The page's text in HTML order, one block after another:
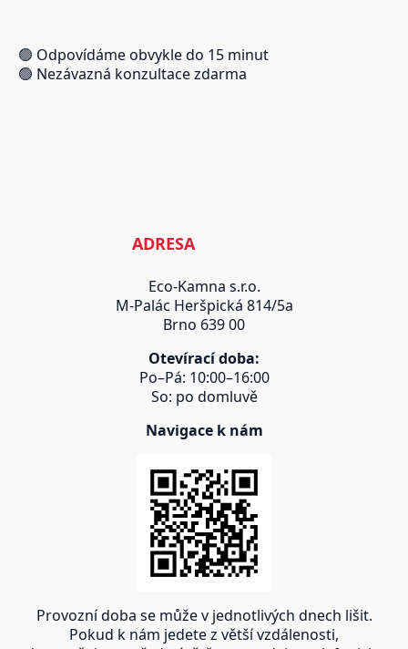
🟢 Odpovídáme obvykle do 15 minut
🟢 Nezávazná konzultace zdarma
ADRESA
Eco-Kamna s.r.o.
M-Palác Heršpická 814/5a
Brno 639 00
Otevírací doba:
Po–Pá: 10:00–16:00
So: po domluvě
Navigace k nám
Provozní doba se může v jednotlivých dnech lišit.
Pokud k nám jedete z větší vzdálenosti,